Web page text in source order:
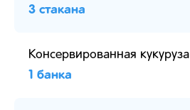
3 стакана
Консервированная кукуруза
1 банка